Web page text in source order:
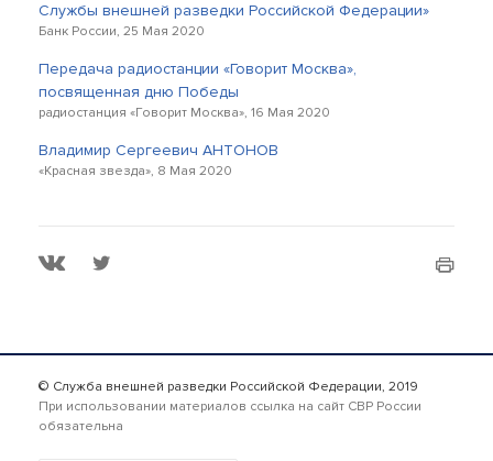
Службы внешней разведки Российской Федерации»
Банк России, 25 Мая 2020
Передача радиостанции «Говорит Москва»,
посвященная дню Победы
радиостанция «Говорит Москва», 16 Мая 2020
Владимир Сергеевич АНТОНОВ
«Красная звезда», 8 Мая 2020
© Служба внешней разведки Российской Федерации, 2019
При использовании материалов ссылка на сайт СВР России
обязательна